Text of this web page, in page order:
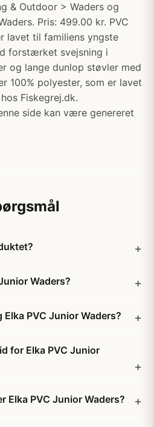
& Outdoor > Waders og
Pris: 499.00 kr. PVC
lavet til familiens yngste
forstærket svejsning i
og lange dunlop støvler med
100% polyester, som er lavet
Fiskegrej.dk.
side kan være genereret
Waders?
PVC Junior Waders?
for Elka PVC Junior
Elka PVC Junior Waders?